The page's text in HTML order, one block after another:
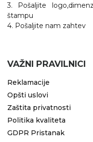
3. Pošaljite
štampu
4. Pošaljite nam zahtev
VAŽNI PRAVILNICI
Reklamacije
Opšti uslovi
Zaštita privatnosti
Politika kvaliteta
GDPR Pristanak